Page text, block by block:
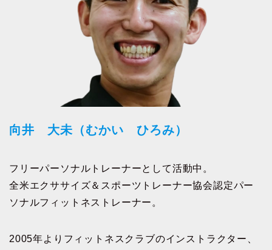
向井 大未（むかい ひろみ）
フリーパーソナルトレーナーとして活動中。
全米エクササイズ＆スポーツトレーナー協会認定パー
ソナルフィットネストレーナー。
2005年よりフィットネスクラブのインストラクター、